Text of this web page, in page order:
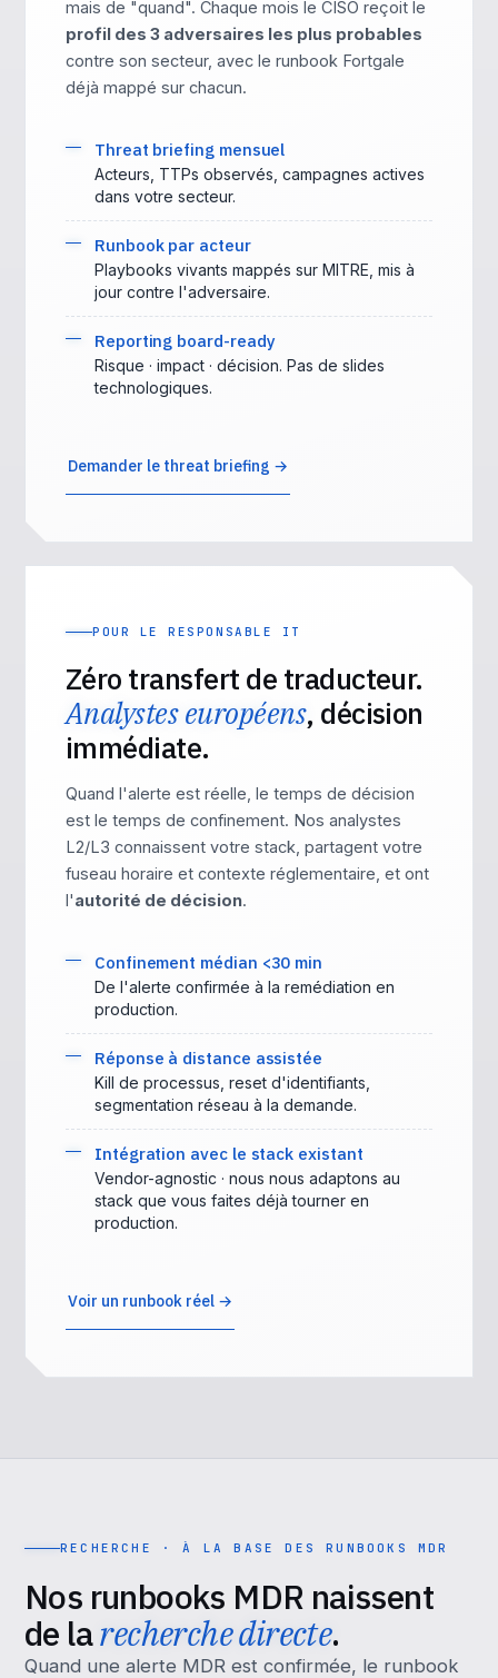
mais de "quand". Chaque mois le CISO reçoit le
profil des 3 adversaires les plus probables
contre son secteur, avec le runbook Fortgale
déjà mappé sur chacun.
Threat briefing mensuel
Acteurs, TTPs observés, campagnes actives
dans votre secteur.
Runbook par acteur
Playbooks vivants mappés sur MITRE, mis à
jour contre l'adversaire.
Reporting board-ready
Risque · impact · décision. Pas de slides
technologiques.
Demander le threat briefing →
POUR LE RESPONSABLE IT
Zéro transfert de traducteur.
Analystes européens, décision
immédiate.
Quand l'alerte est réelle, le temps de décision
est le temps de confinement. Nos analystes
L2/L3 connaissent votre stack, partagent votre
fuseau horaire et contexte réglementaire, et ont
l'autorité de décision.
Confinement médian <30 min
De l'alerte confirmée à la remédiation en
production.
Réponse à distance assistée
Kill de processus, reset d'identifiants,
segmentation réseau à la demande.
Intégration avec le stack existant
Vendor-agnostic · nous nous adaptons au
stack que vous faites déjà tourner en
production.
Voir un runbook réel →
RECHERCHE · À LA BASE DES RUNBOOKS MDR
Nos runbooks MDR naissent
de larecherche directe.
Quand une alerte MDR est confirmée, le runbook